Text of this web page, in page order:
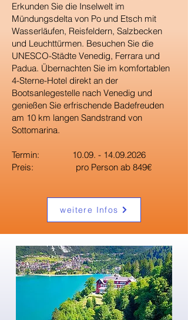
Erkunden Sie die Inselwelt im
Mündungsdelta von Po und Etsch mit
Wasserläufen, Reisfeldern, Salzbecken
und Leuchttürmen. Besuchen Sie die
UNESCO-Städte Venedig, Ferrara und
Padua. Übernachten Sie im komfortablen
4-Sterne-Hotel direkt an der
Bootsanlegestelle nach Venedig und
genießen Sie erfrischende Badefreuden
am 10 km langen Sandstrand von
Sottomarina.
Termin: 10.09. - 14.09.2026
Preis: pro Person ab 849€
weitere Infos